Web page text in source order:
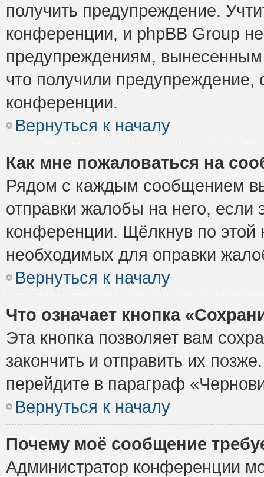
получить предупреждение.
конференции, и phpBB Group
предупреждениям,
что получили предупреждение,
конференции.
Вернуться к началу
Как мне пожаловаться на
Рядом с каждым сообщением
отправки жалобы на него,
конференции. Щёлкнув по этой
необходимых для оправки
Вернуться к началу
Что означает кнопка
Эта кнопка позволяет вам
закончить и отправить их
перейдите в параграф
Вернуться к началу
Почему моё сообщение
Администратор конференции